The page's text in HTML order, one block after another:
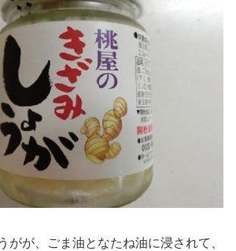
がが、ごま油となたね油に浸されて、